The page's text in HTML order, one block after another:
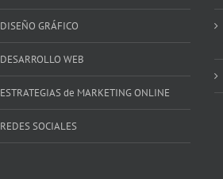
DISEÑO GRÁFICO
DESARROLLO WEB
ESTRATEGIAS de MARKETING ONLINE
REDES SOCIALES